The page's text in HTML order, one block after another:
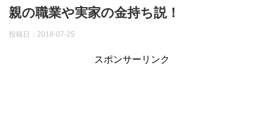
親の職業や実家の金持ち説！
投稿日： 2018-07-25
スポンサーリンク